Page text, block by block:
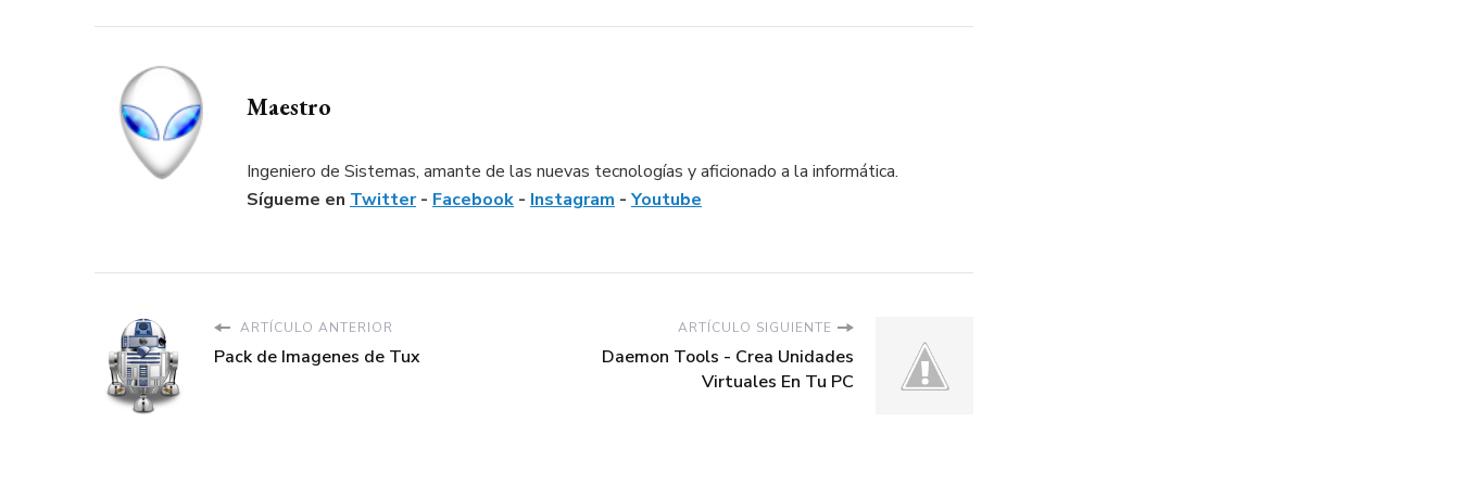
Maestro
Ingeniero de Sistemas, amante de las nuevas tecnologías y aficionado a la informática.
Sígueme en Twitter- Facebook - Instagram - Youtube
ARTÍCULO ANTERIOR
Pack de Imagenes de Tux
ARTÍCULO SIGUIENTE
Daemon Tools - Crea Unidades
Virtuales En Tu PC